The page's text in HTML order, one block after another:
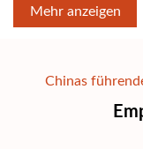
started to run our
2008.FS laser will
independent
Mehr anzeigen
Chinas